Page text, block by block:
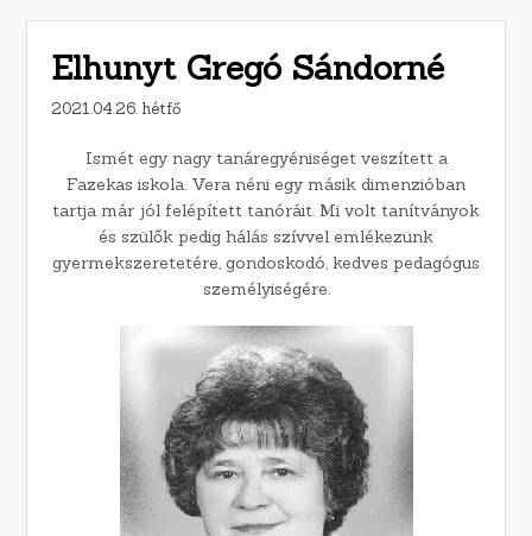
Elhunyt Gregó Sándorné
2021.04.26. hétfő
Ismét egy nagy tanáregyéniséget veszített a
Fazekas iskola. Vera néni egy másik dimenzióban
tartja már jól felépített tanóráit. Mi volt tanítványok
és szülők pedig hálás szívvel emlékezünk
gyermekszeretetére, gondoskodó, kedves pedagógus
személyiségére.